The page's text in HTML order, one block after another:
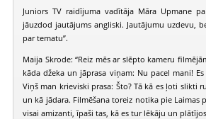
Juniors TV raidījuma vadītāja Māra Upmane
jāuzdod jautājums angliski. Jautājumu uzdevu,
par tematu”.
Maija Skrode: “Reiz mēs ar slēpto kameru
kāda džeka un jāprasa viņam: Nu pacel mani!
Viņš man krieviski prasa: Što? Tā kā es ļoti slikti
un kā jādara. Filmēšana toreiz notika pie Laimas
visai amizanti, īpaši tas, kā es tur lēkāju un